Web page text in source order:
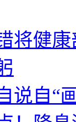
将健
说自“